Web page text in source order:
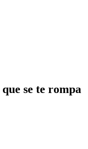
se te rompa